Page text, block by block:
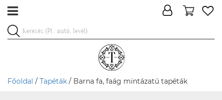
Főoldal / Tapéták / Barna fa, faág mintázatú tapéták